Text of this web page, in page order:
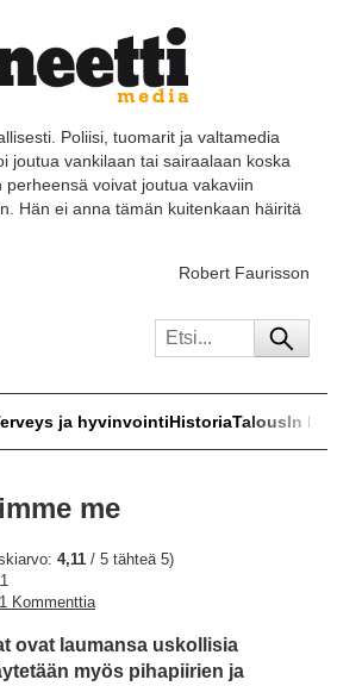
Poliisi, tuomarit ja valtamedia
joutua vankilaan tai sairaalaan koska
voivat joutua vakaviin
Hän ei anna tämän kuitenkaan häiritä
Robert Faurisson
ja hyvinvointiHistoriaTalousIn
me
4,11 / 5 tähteä 5)
1 Kommenttia
ovat laumansa uskollisia
myös pihapiirien ja